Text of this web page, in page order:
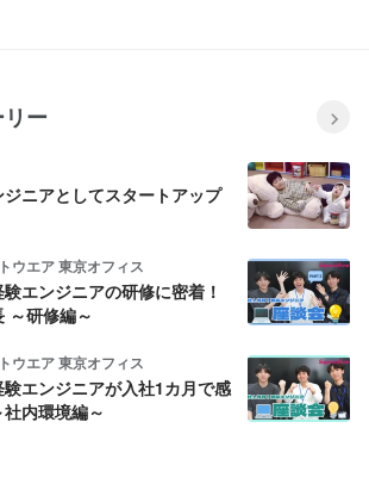
ー
ニアとしてスタートアップ
ウエア 東京オフィス
験エンジニアの研修に密着！
～研修編～
ウエア 東京オフィス
験エンジニアが入社1カ月で感
内環境編～